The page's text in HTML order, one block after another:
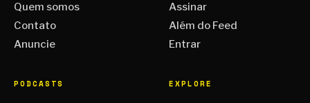
Quem somos
Contato
Anuncie
Assinar
Além do Feed
Entrar
PODCASTS EXPLORE